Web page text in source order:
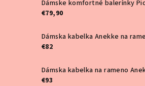
Dámske komfortné balerínky
€79,90
Dámska kabelka Anekke na
€82
Dámska kabelka na rameno
€93